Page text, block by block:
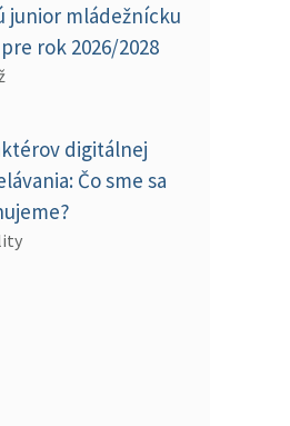
junior mládežnícku
rok 2026/2028
digitálnej
Čo sme sa